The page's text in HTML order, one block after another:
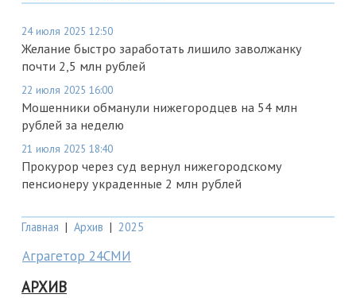
24 июля 2025 12:50
Желание быстро заработать лишило заволжанку
почти 2,5 млн рублей
22 июля 2025 16:00
Мошенники обманули нижегородцев на 54 млн
рублей за неделю
21 июля 2025 18:40
Прокурор через суд вернул нижегородскому
пенсионеру украденные 2 млн рублей
Главная | Архив | 2025
Аграгетор 24СМИ
АРХИВ